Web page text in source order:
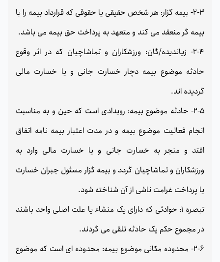
2-3- بیمه گزار: هر شخص حقیقی یا حقوقی که قرارداد بیمه را با
بیمه گر منعقد می کند و متعهد به پرداخت حق بیمه می باشد.
2-4- زیاندیده/گان: ورزشکاران و تماشاچیان که در اثر وقوع
حادثه موضوع بیمه دچار خسارت جانی و یا خسارت مالی
گردیده اند.
2-5- حادثه موضوع بیمه: رویدادی است که حین و به مناسبت
انجام فعالیت موضوع بیمه و در مدت اعتبار بیمه نامه اتفاق
افتد و منجر به خسارت جانی و یا خسارت مالی وارد به
ورزشکاران و تماشاچیان گردد و بیمه گزار مسئول جبران خسارت
یا پرداخت غرامت ناشی از آن شناخته شود.
تبصره 1: حوادثی که دارای یک منشاء یا علت اصلی واحد باشند
در مجموع حکم یک حادثه تلقی می گردند.
2-6- محدوده مکانی موضوع بیمه: محدوده ای است که موضوع